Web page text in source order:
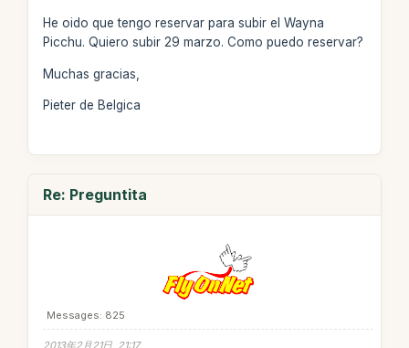
He oido que tengo reservar para subir el Wayna
Picchu. Quiero subir 29 marzo. Como puedo reservar?
Muchas gracias,
Pieter de Belgica
Re: Preguntita
Messages: 825
2013年2月21日, 21:17